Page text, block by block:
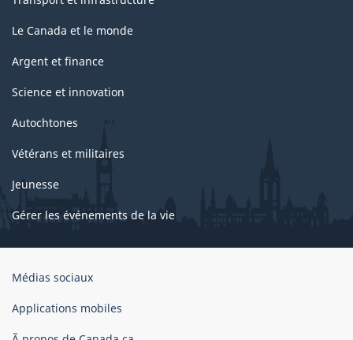
Le Canada et le monde
Argent et finance
Science et innovation
Autochtones
Vétérans et militaires
Jeunesse
Gérer les événements de la vie
Organisation
gouvernement
Médias sociaux
Applications mobiles